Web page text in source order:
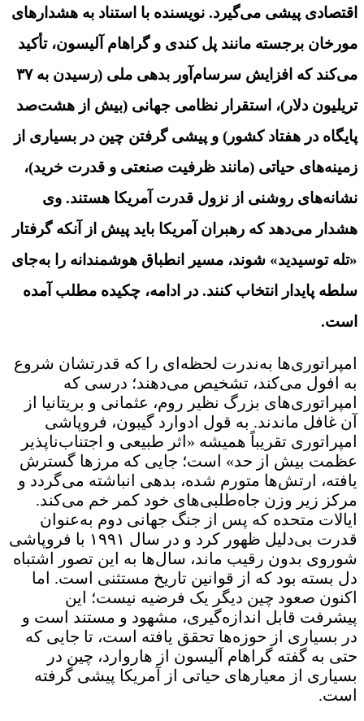
اقتصادی پیشی می‌گیرد. نویسنده با استناد به هشدارهای
مورخان برجسته مانند پل کندی و گراهام آلیسون، تأکید
می‌کند که افزایش سرسام‌آور بدهی ملی (رسیدن به ۳۷
تریلیون دلار)، استقرار نظامی جهانی (بیش از هشت‌صد
پایگاه در هفتاد کشور) و پیشی گرفتن چین در بسیاری از
زمینه‌های حیاتی (مانند ظرفیت صنعتی و قدرت خرید)،
نشانه‌های روشنی از نزول قدرت آمریکا هستند. وی
هشدار می‌دهد که رهبران آمریکا باید پیش از آنکه گرفتار
«تله توسیدید» شوند، مسیر انطباق هوشمندانه را به‌جای
سلطه پایدار انتخاب کنند. در ادامه، چکیده مطلب آمده
است.
امپراتوری‌ها به‌ندرت لحظه‌ای را که قدرتشان شروع
به افول می‌کند، تشخیص می‌دهند؛ درسی که
امپراتوری‌های بزرگ نظیر روم، عثمانی و بریتانیا از
آن غافل ماندند. به قول ادوارد گیبون، فروپاشی
امپراتوری تقریباً همیشه «اثر طبیعی و اجتناب‌ناپذیر
عظمت بیش از حد» است؛ جایی که مرزها گسترش
یافته، ارتش‌ها متورم شده، بدهی انباشته می‌گردد و
مرکز زیر وزن جاه‌طلبی‌های خود کمر خم می‌کند.
ایالات متحده که پس از جنگ جهانی دوم به‌عنوان
قدرت بی‌دلیل ظهور کرد و در سال ۱۹۹۱ با فروپاشی
شوروی بدون رقیب ماند، سال‌ها به این تصور اشتباه
دل‌ بسته بود که از قوانین تاریخ مستثنی است. اما
اکنون صعود چین دیگر یک فرضیه نیست؛ این
پیشرفت قابل اندازه‌گیری، مشهود و مستند است و
در بسیاری از حوزه‌ها تحقق یافته است، تا جایی که
حتی به گفته گراهام آلیسون از هاروارد، چین در
بسیاری از معیارهای حیاتی از آمریکا پیشی گرفته
است.